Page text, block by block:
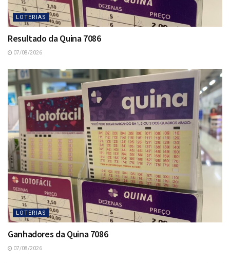
LOTERIAS
Resultado da Quina 7086
07/08/2026
LOTERIAS
Ganhadores da Quina 7086
07/08/2026